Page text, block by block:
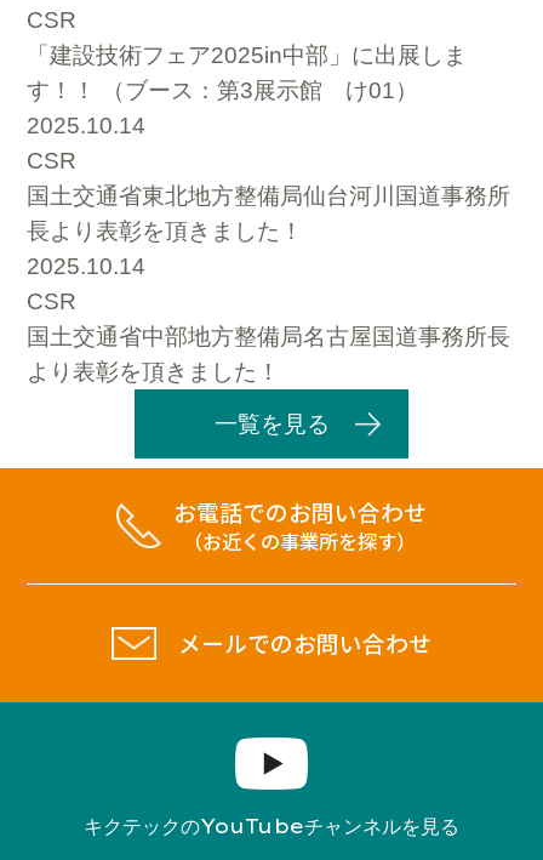
CSR
「建設技術フェア2025in中部」に出展しま
す！！ （ブース：第3展示館 け01）
2025.10.14
CSR
国土交通省東北地方整備局仙台河川国道事務所
長より表彰を頂きました！
2025.10.14
CSR
国土交通省中部地方整備局名古屋国道事務所長
より表彰を頂きました！
一覧を見る
お電話でのお問い合わせ
（お近くの事業所を探す）
メールでのお問い合わせ
キクテックのYouTubeチャンネルを見る